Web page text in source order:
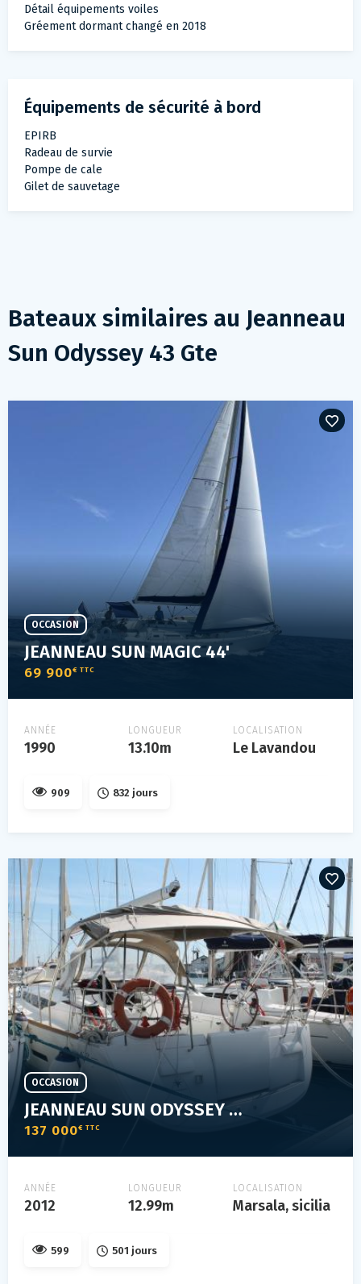
Détail équipements voiles
Gréement dormant changé en 2018
Équipements de sécurité à bord
EPIRB
Radeau de survie
Pompe de cale
Gilet de sauvetage
Bateaux similaires au Jeanneau
Sun Odyssey 43 Gte
JEANNEAU SUN MAGIC 44'
69 900€ TTC
OCCASION
ANNÉE
1990
LONGUEUR
13.10m
LOCALISATION
Le Lavandou
909 832 jours
JEANNEAU SUN ODYSSEY 439
137 000€ TTC
OCCASION
ANNÉE
2012
LONGUEUR
12.99m
LOCALISATION
Marsala, sicilia
599 501 jours